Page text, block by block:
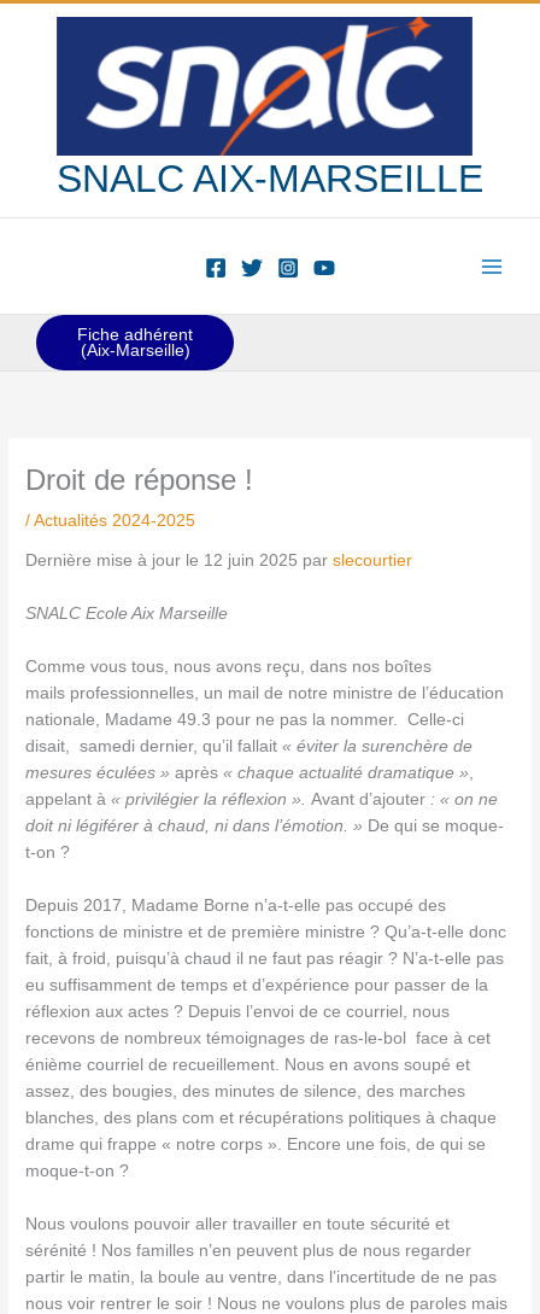
SNALC AIX-MARSEILLE
Fiche adhérent
(Aix-Marseille)
Droit de réponse !
/Actualités 2024-2025
Dernière mise à jour le 12 juin 2025 parslecourtier
SNALC Ecole Aix Marseille
Comme vous tous, nous avons reçu, dans nos boîtes
mails professionnelles, un mail de notre ministre de l’éducation
nationale, Madame 49.3 pour ne pas la nommer. Celle-ci
disait, samedi dernier, qu’il fallait« éviter la surenchère de
mesures éculées » après« chaque actualité dramatique »,
appelant à« privilégier la réflexion ». Avant d’ajouter : « on ne
doit ni légiférer à chaud, ni dans l’émotion. » De qui se moque-
t-on ?
Depuis 2017, Madame Borne n’a-t-elle pas occupé des
fonctions de ministre et de première ministre ? Qu’a-t-elle donc
fait, à froid, puisqu’à chaud il ne faut pas réagir ? N’a-t-elle pas
eu suffisamment de temps et d’expérience pour passer de la
réflexion aux actes ? Depuis l’envoi de ce courriel, nous
recevons de nombreux témoignages de ras-le-bol face à cet
énième courriel de recueillement. Nous en avons soupé et
assez, des bougies, des minutes de silence, des marches
blanches, des plans com et récupérations politiques à chaque
drame qui frappe « notre corps ». Encore une fois, de qui se
moque-t-on ?
Nous voulons pouvoir aller travailler en toute sécurité et
sérénité ! Nos familles n’en peuvent plus de nous regarder
partir le matin, la boule au ventre, dans l’incertitude de ne pas
nous voir rentrer le soir ! Nous ne voulons plus de paroles mais